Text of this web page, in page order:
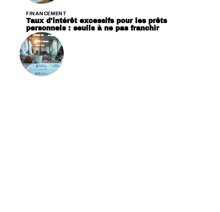
FINANCEMENT
Taux d’intérêt excessifs pour les prêts
personnels : seuils à ne pas franchir